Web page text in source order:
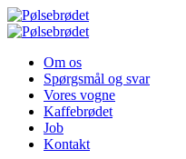
Om os
Spørgsmål og svar
Vores vogne
Kaffebrødet
Job
Kontakt